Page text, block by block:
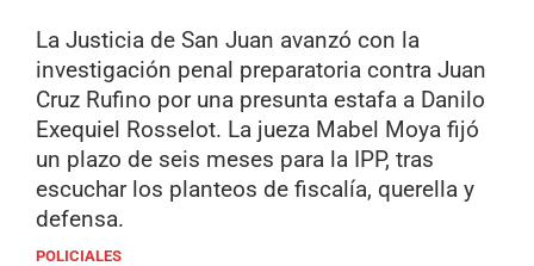
La Justicia de San Juan avanzó con la
investigación penal preparatoria contra Juan
Cruz Rufino por una presunta estafa a Danilo
Exequiel Rosselot. La jueza Mabel Moya fijó
un plazo de seis meses para la IPP, tras
escuchar los planteos de fiscalía, querella y
defensa.
POLICIALES